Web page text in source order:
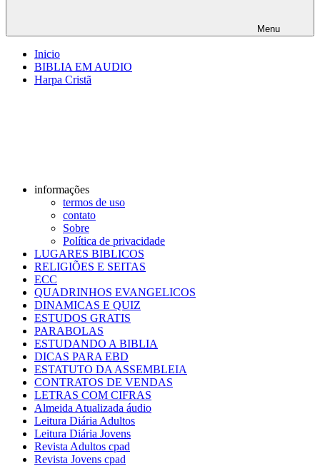
Menu
Inicio
BIBLIA EM AUDIO
Harpa Cristã
informações
termos de uso
contato
Sobre
Política de privacidade
LUGARES BIBLICOS
RELIGIÕES E SEITAS
ECC
QUADRINHOS EVANGELICOS
DINAMICAS E QUIZ
ESTUDOS GRATIS
PARABOLAS
ESTUDANDO A BIBLIA
DICAS PARA EBD
ESTATUTO DA ASSEMBLEIA
CONTRATOS DE VENDAS
LETRAS COM CIFRAS
Almeida Atualizada áudio
Leitura Diária Adultos
Leitura Diária Jovens
Revista Adultos cpad
Revista Jovens cpad